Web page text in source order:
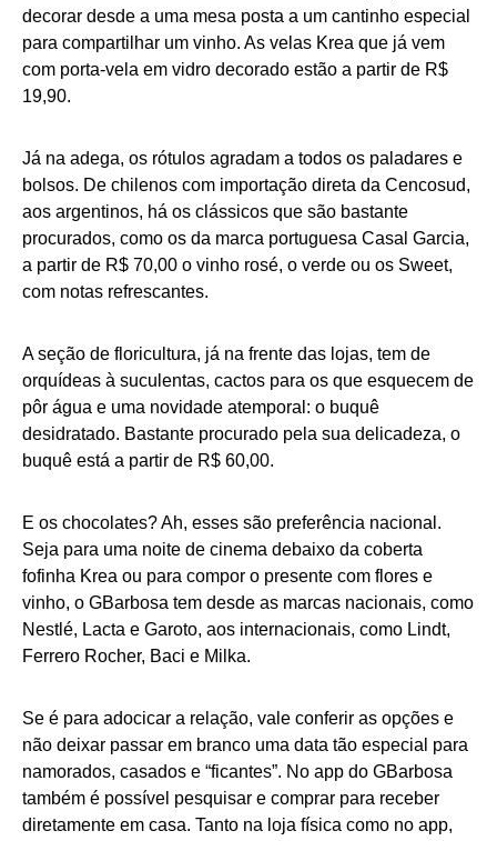
decorar desde a uma mesa posta a um cantinho especial
para compartilhar um vinho. As velas Krea que já vem
com porta-vela em vidro decorado estão a partir de R$
19,90.
Já na adega, os rótulos agradam a todos os paladares e
bolsos. De chilenos com importação direta da Cencosud,
aos argentinos, há os clássicos que são bastante
procurados, como os da marca portuguesa Casal Garcia,
a partir de R$ 70,00 o vinho rosé, o verde ou os Sweet,
com notas refrescantes.
A seção de floricultura, já na frente das lojas, tem de
orquídeas à suculentas, cactos para os que esquecem de
pôr água e uma novidade atemporal: o buquê
desidratado. Bastante procurado pela sua delicadeza, o
buquê está a partir de R$ 60,00.
E os chocolates? Ah, esses são preferência nacional.
Seja para uma noite de cinema debaixo da coberta
fofinha Krea ou para compor o presente com flores e
vinho, o GBarbosa tem desde as marcas nacionais, como
Nestlé, Lacta e Garoto, aos internacionais, como Lindt,
Ferrero Rocher, Baci e Milka.
Se é para adocicar a relação, vale conferir as opções e
não deixar passar em branco uma data tão especial para
namorados, casados e “ficantes”. No app do GBarbosa
também é possível pesquisar e comprar para receber
diretamente em casa. Tanto na loja física como no app,